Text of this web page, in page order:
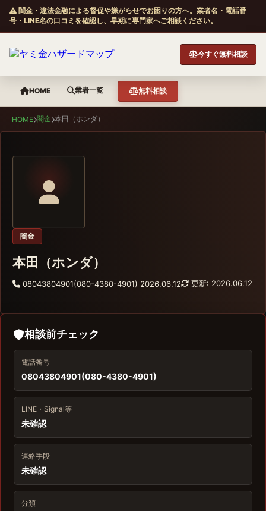
闇金・違法金融による督促や嫌がらせでお困りの方へ。業者名・電話番
号・LINE名の口コミを確認し、早期に専門家へご相談ください。
今すぐ無料相談
HOME 業者一覧 無料相談
HOME 闇金 本田（ホンダ）
闇金
本田（ホンダ）
08043804901(080-4380-4901) 2026.06.12 更新: 2026.06.12
相談前チェック
電話番号
08043804901(080-4380-4901)
LINE・Signal等
未確認
連絡手段
未確認
分類